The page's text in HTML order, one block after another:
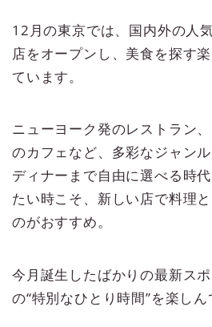
12月の東京では、国内外の人
店をオープンし、美食を探す
ています。
ニューヨーク発のレストラン
のカフェなど、多彩なジャン
ディナーまで自由に選べる時
たい時こそ、新しい店で料理
のがおすすめ。
今月誕生したばかりの最新ス
の“特別なひとり時間”を楽しん